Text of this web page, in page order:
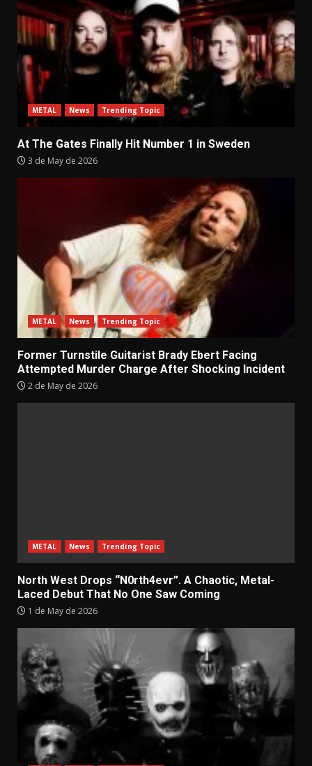
METAL News Trending Topic
At The Gates Finally Hit Number 1 in Sweden
3 de May de 2026
METAL News Trending Topic
Former Turnstile Guitarist Brady Ebert Facing
Attempted Murder Charge After Shocking Incident
2 de May de 2026
METAL News Trending Topic
North West Drops “N0rth4evr”. A Chaotic, Metal-
Laced Debut That No One Saw Coming
1 de May de 2026